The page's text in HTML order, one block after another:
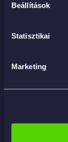
Beállítások
Statisztikai
Marketing